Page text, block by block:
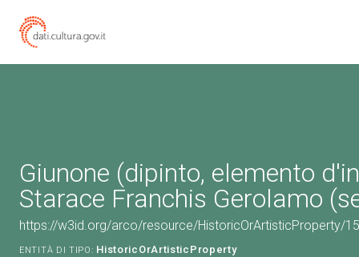
Giunone (dipinto, elemento
Starace Franchis Gerolamo
https://w3id.org/arco/resource/HistoricOrArtisticProperty/
ENTITÀ DI TIPO: HistoricOrArtisticProperty